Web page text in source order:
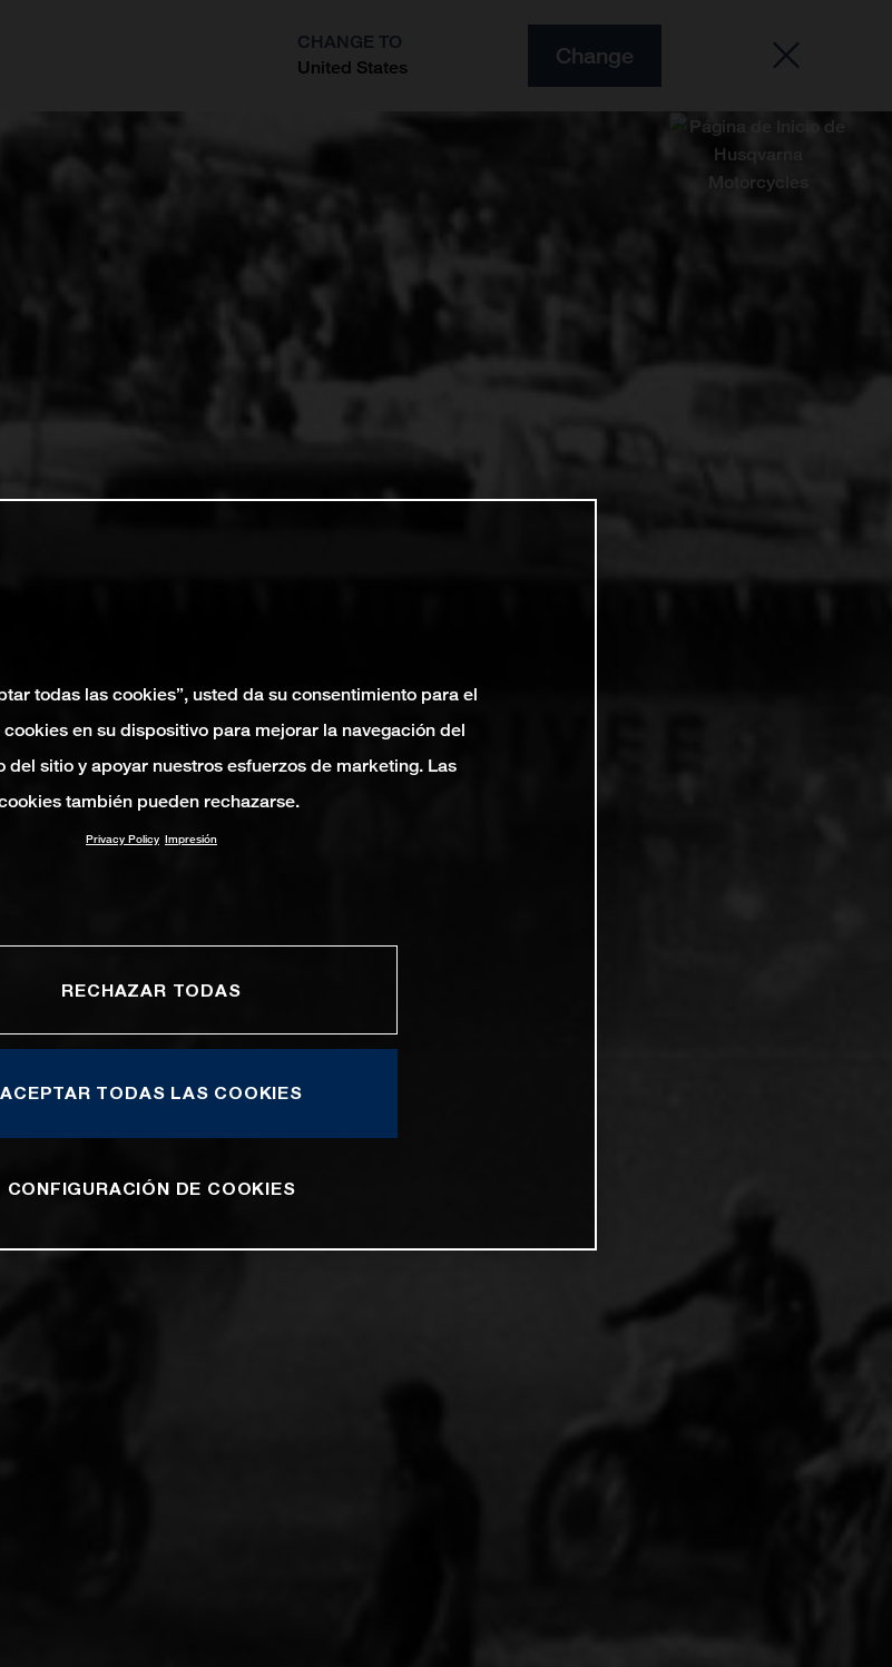
CHANGE TO
United States
Change
todas las cookies”, usted da su consentimiento para el
en su dispositivo para mejorar la navegación del
del sitio y apoyar nuestros esfuerzos de marketing. Las
también pueden rechazarse.
Privacy Policy Impresión
RECHAZAR TODAS
ACEPTAR TODAS LAS COOKIES
CONFIGURACIÓN DE COOKIES